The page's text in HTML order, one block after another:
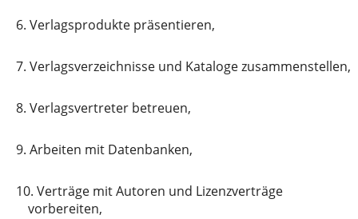
6. Verlagsprodukte präsentieren,
7. Verlagsverzeichnisse und Kataloge zusammenstellen,
8. Verlagsvertreter betreuen,
9. Arbeiten mit Datenbanken,
10. Verträge mit Autoren und Lizenzverträge
vorbereiten,